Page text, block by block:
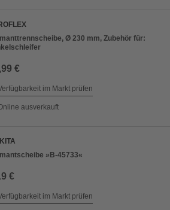
Ø 230 mm, Zubehör für:
€
im Markt prüfen
ausverkauft
»B-45733«
€
im Markt prüfen